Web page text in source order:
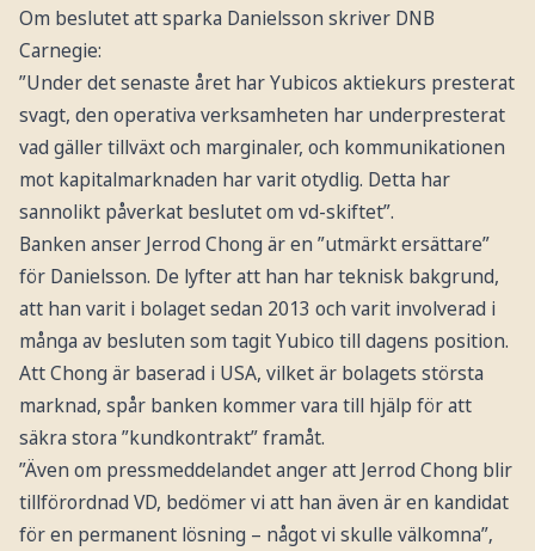
Om beslutet att sparka Danielsson skriver DNB
Carnegie:
”Under det senaste året har Yubicos aktiekurs presterat
svagt, den operativa verksamheten har underpresterat
vad gäller tillväxt och marginaler, och kommunikationen
mot kapitalmarknaden har varit otydlig. Detta har
sannolikt påverkat beslutet om vd-skiftet”.
Banken anser Jerrod Chong är en ”utmärkt ersättare”
för Danielsson. De lyfter att han har teknisk bakgrund,
att han varit i bolaget sedan 2013 och varit involverad i
många av besluten som tagit Yubico till dagens position.
Att Chong är baserad i USA, vilket är bolagets största
marknad, spår banken kommer vara till hjälp för att
säkra stora ”kundkontrakt” framåt.
”Även om pressmeddelandet anger att Jerrod Chong blir
tillförordnad VD, bedömer vi att han även är en kandidat
för en permanent lösning – något vi skulle välkomna”‚